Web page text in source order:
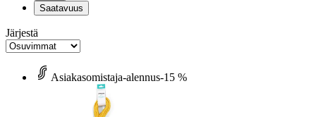
Saatavuus
Järjestä
Asiakasomistaja-alennus-15 %